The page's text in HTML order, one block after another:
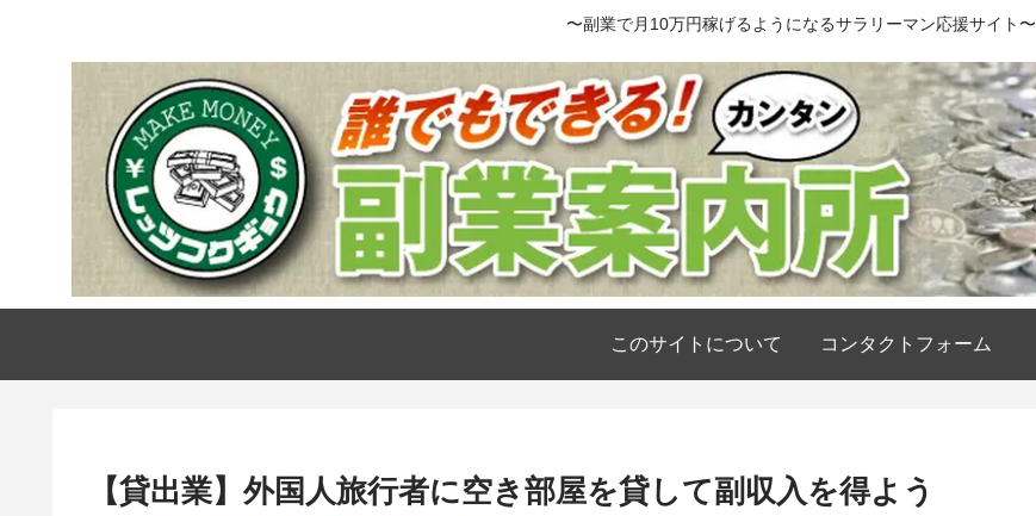
〜副業で月10万円稼げるようになるサラリーマン応援サイト〜
このサイトについて コンタクトフォーム
【貸出業】外国人旅行者に空き部屋を貸して副収入を得よう